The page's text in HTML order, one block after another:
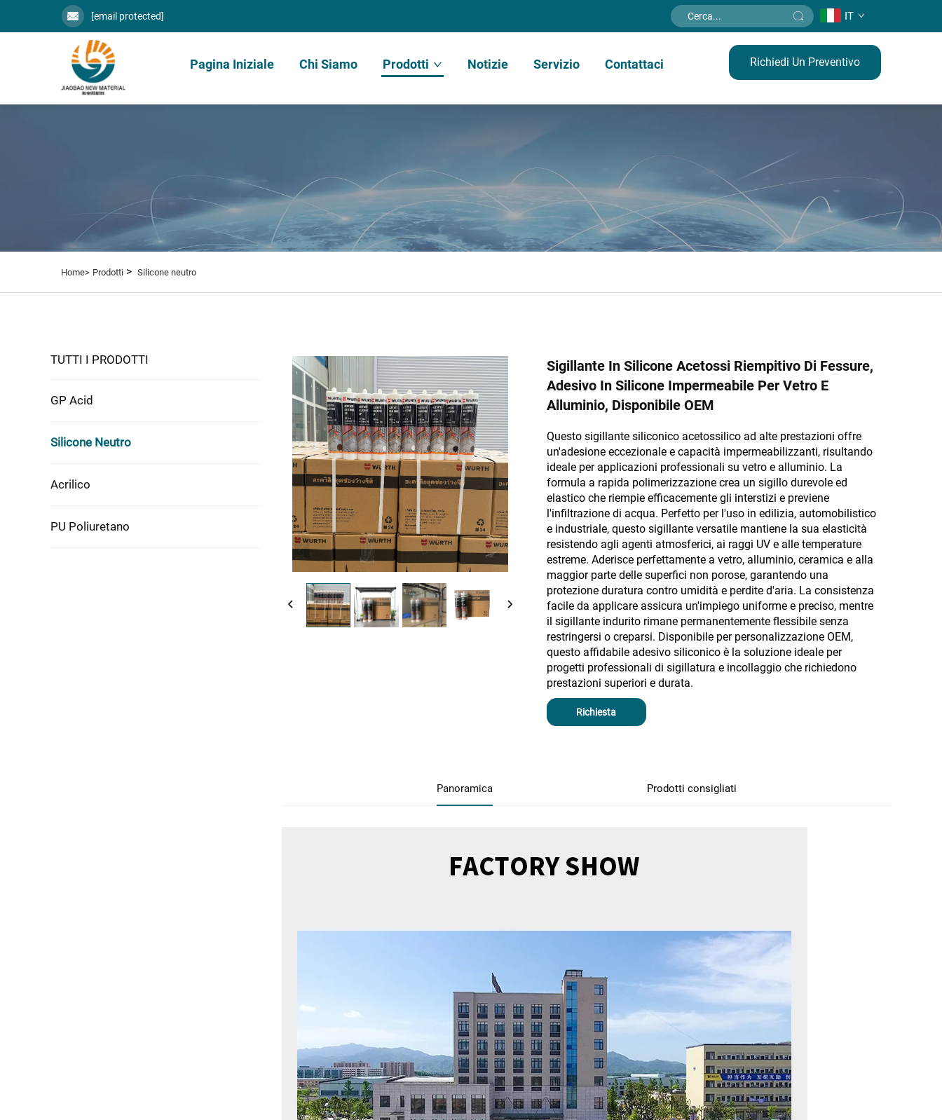
[email protected] IT
Pagina Iniziale Chi Siamo Prodotti Notizie Servizio Contattaci Richiedi Un Preventivo
Home> Prodotti > Silicone neutro
TUTTI I PRODOTTI
GP Acid
Silicone Neutro
Acrilico
PU Poliuretano
Sigillante In Silicone Acetossi Riempitivo Di Fessure,
Adesivo In Silicone Impermeabile Per Vetro E
Alluminio, Disponibile OEM
Questo sigillante siliconico acetossilico ad alte prestazioni offre
un'adesione eccezionale e capacità impermeabilizzanti, risultando
ideale per applicazioni professionali su vetro e alluminio. La
formula a rapida polimerizzazione crea un sigillo durevole ed
elastico che riempie efficacemente gli interstizi e previene
l'infiltrazione di acqua. Perfetto per l'uso in edilizia, automobilistico
e industriale, questo sigillante versatile mantiene la sua elasticità
resistendo agli agenti atmosferici, ai raggi UV e alle temperature
estreme. Aderisce perfettamente a vetro, alluminio, ceramica e alla
maggior parte delle superfici non porose, garantendo una
protezione duratura contro umidità e perdite d'aria. La consistenza
facile da applicare assicura un'impiego uniforme e preciso, mentre
il sigillante indurito rimane permanentemente flessibile senza
restringersi o creparsi. Disponibile per personalizzazione OEM,
questo affidabile adesivo siliconico è la soluzione ideale per
progetti professionali di sigillatura e incollaggio che richiedono
prestazioni superiori e durata.
Richiesta
Panoramica Prodotti consigliati